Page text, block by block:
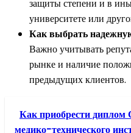
защиты степени и в
университете или
Как выбрать
Важно учитывать
рынке и наличие
предыдущих клиентов.
Как приобрести диплом
медико-технического